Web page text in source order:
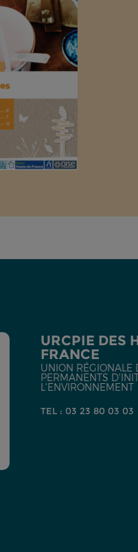
URCPIE DES
FRANCE
UNION RÉGIONALE
PERMANENTS
L'ENVIRONNEMENT
TEL : 03 23 80 03 03